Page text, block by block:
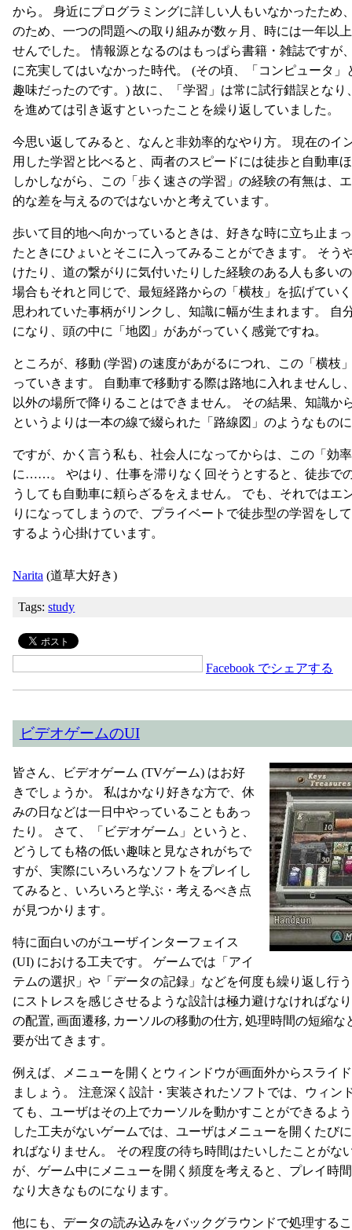
から。 身近にプログラミングに詳しい人もいなかったため
のため、一つの問題への取り組みが数ヶ月、時には一年以
せんでした。 情報源となるのはもっぱら書籍・雑誌ですが
に充実してはいなかった時代。 (その頃、「コンピュータ
趣味だったのです。) 故に、「学習」は常に試行錯誤とな
を進めては引き返すといったことを繰り返していました。
今思い返してみると、なんと非効率的なやり方。 現在のイ
用した学習と比べると、両者のスピードには徒歩と自動車
しかしながら、この「歩く速さの学習」の経験の有無は、
的な差を与えるのではないかと考えています。
歩いて目的地へ向かっているときは、好きな時に立ち止ま
たときにひょいとそこに入ってみることができます。 そう
けたり、道の繋がりに気付いたりした経験のある人も多い
場合もそれと同じで、最短経路からの「横枝」を拡げてい
思われていた事柄がリンクし、知識に幅が生まれます。 自
になり、頭の中に「地図」があがっていく感覚ですね。
ところが、移動 (学習) の速度があがるにつれ、この「横枝
っていきます。 自動車で移動する際は路地に入れませんし
以外の場所で降りることはできません。 その結果、知識か
というよりは一本の線で綴られた「路線図」のようなもの
ですが、かく言う私も、社会人になってからは、この「効
に……。 やはり、仕事を滞りなく回そうとすると、徒歩で
うしても自動車に頼らざるをえません。 でも、それではエ
りになってしまうので、プライベートで徒歩型の学習をし
するよう心掛けています。
Narita (道草大好き)
Tags:study
Facebook でシェアする
ビデオゲームのUI
皆さん、ビデオゲーム (TVゲーム) はお好
きでしょうか。 私はかなり好きな方で、休
みの日などは一日中やっていることもあっ
たり。 さて、「ビデオゲーム」というと、
どうしても格の低い趣味と見なされがちで
すが、実際にいろいろなソフトをプレイし
てみると、いろいろと学ぶ・考えるべき点
が見つかります。
特に面白いのがユーザインターフェイス
(UI) における工夫です。 ゲームでは「アイ
テムの選択」や「データの記録」などを何度も繰り返し行
にストレスを感じさせるような設計は極力避けなければな
の配置, 画面遷移, カーソルの移動の仕方, 処理時間の短縮
要が出てきます。
例えば、メニューを開くとウィンドウが画面外からスライ
ましょう。 注意深く設計・実装されたソフトでは、ウィン
ても、ユーザはその上でカーソルを動かすことができるよ
した工夫がないゲームでは、ユーザはメニューを開くたび
ればなりません。 その程度の待ち時間はたいしたことがな
が、ゲーム中にメニューを開く頻度を考えると、プレイ時
なり大きなものになります。
他にも、データの読み込みをバックグラウンドで処理する